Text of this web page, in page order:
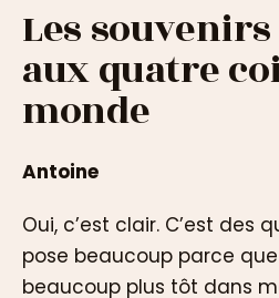
Les souvenirs
aux quatre
monde
Antoine
Oui, c’est clair. C’est des
pose beaucoup parce
beaucoup plus tôt dans